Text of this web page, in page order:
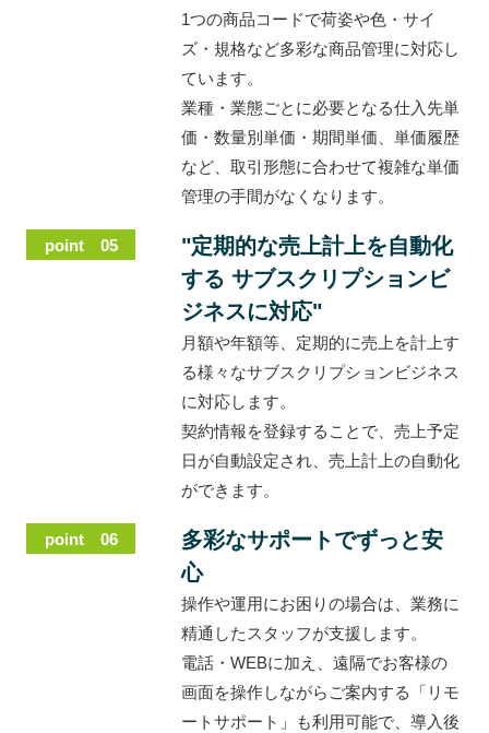
1つの商品コードで荷姿や色・サイ
ズ・規格など多彩な商品管理に対応し
ています。
業種・業態ごとに必要となる仕入先単
価・数量別単価・期間単価、単価履歴
など、取引形態に合わせて複雑な単価
管理の手間がなくなります。
point 05
"定期的な売上計上を自動化
する サブスクリプションビ
ジネスに対応"
月額や年額等、定期的に売上を計上す
る様々なサブスクリプションビジネス
に対応します。
契約情報を登録することで、売上予定
日が自動設定され、売上計上の自動化
ができます。
point 06
多彩なサポートでずっと安
心
操作や運用にお困りの場合は、業務に
精通したスタッフが支援します。
電話・WEBに加え、遠隔でお客様の
画面を操作しながらご案内する「リモ
ートサポート」も利用可能で、導入後